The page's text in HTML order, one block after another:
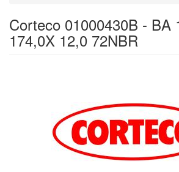
Corteco 01000430B - BA
174,0X 12,0 72NBR